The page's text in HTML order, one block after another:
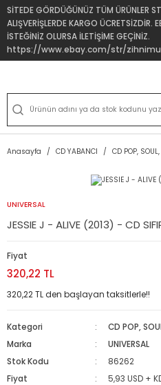
SİTEDE GÖRDÜĞÜNÜZ TÜM ÜRÜNLER
ALIŞVERİŞLERDE KARGO ÜCRETSİZDİR.
İSTEĞİNİZ OLURSA İLETİŞİME GEÇİNİZ.
https://www.ebay.com/str/
Anasayfa CD YABANCI CD POP,
UNIVERSAL
JESSIE J - ALIVE (2013) - CD
Fiyat
320,22 TL
320,22 TL den başlayan taksitlerle!!
Kategori
CD POP,
Marka
UNIVERSAL
Stok Kodu
86262
Fiyat
5,93 USD +